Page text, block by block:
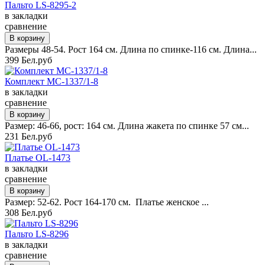
Пальто LS-8295-2
в закладки
сравнение
Размеры 48-54. Рост 164 см. Длина по спинке-116 см. Длина...
399 Бел.руб
Комплект MC-1337/1-8
в закладки
сравнение
Размер: 46-66, рост: 164 см. Длина жакета по спинке 57 см...
231 Бел.руб
Платье OL-1473
в закладки
сравнение
Размер: 52-62. Рост 164-170 см. Платье женское ...
308 Бел.руб
Пальто LS-8296
в закладки
сравнение